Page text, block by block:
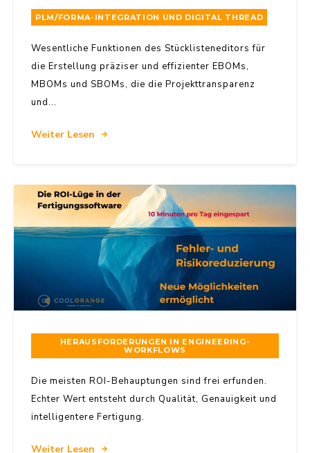
PLM/FORMA-INTEGRATION UND DIGITAL THREAD
Wesentliche Funktionen des Stücklisteneditors für
die Erstellung präziser und effizienter EBOMs,
MBOMs und SBOMs, die die Projekttransparenz
und...
Weiter Lesen
HERAUSFORDERUNGEN IN ENGINEERING-
WORKFLOWS
Die meisten ROI-Behauptungen sind frei erfunden.
Echter Wert entsteht durch Qualität, Genauigkeit und
intelligentere Fertigung.
Weiter Lesen